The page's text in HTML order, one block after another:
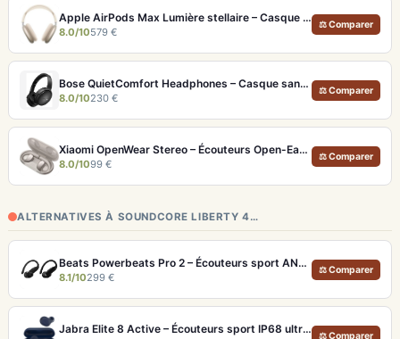
Apple AirPods Max Lumière stellaire – Casque Hi-Fi ANC pro et audio spatial immersif
8.0/10579 €
⚖ Comparer
Bose QuietComfort Headphones – Casque sans fil à réduction de bruit légendaire
8.0/10230 €
⚖ Comparer
Xiaomi OpenWear Stereo – Écouteurs Open-Ear Hi-Res avec réduction de fuite sonore
8.0/1099 €
⚖ Comparer
ALTERNATIVES À SOUNDCORE LIBERTY 4…
Beats Powerbeats Pro 2 – Écouteurs sport ANC et Suivi Cardio
8.1/10299 €
⚖ Comparer
Jabra Elite 8 Active – Écouteurs sport IP68 ultra-robustes et ANC
⚖ Comparer